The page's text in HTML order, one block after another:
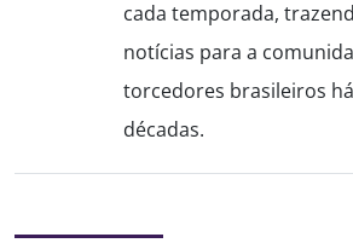
cada temporada,
notícias para a
torcedores brasileiros
décadas.